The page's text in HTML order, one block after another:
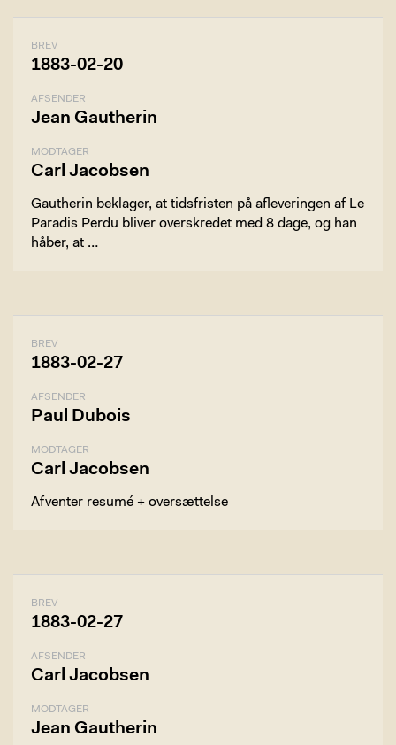
BREV
1883-02-20
AFSENDER
Jean Gautherin
MODTAGER
Carl Jacobsen
Gautherin beklager, at tidsfristen på afleveringen af Le
Paradis Perdu bliver overskredet med 8 dage, og han
håber, at …
BREV
1883-02-27
AFSENDER
Paul Dubois
MODTAGER
Carl Jacobsen
Afventer resumé + oversættelse
BREV
1883-02-27
AFSENDER
Carl Jacobsen
MODTAGER
Jean Gautherin